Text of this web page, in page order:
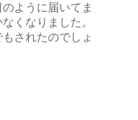
ように届いてま
くなりました。
されたのでしょ